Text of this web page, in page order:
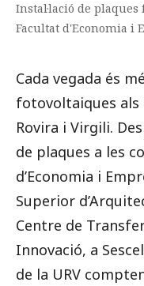
Instal·lació de
Facultat d'Economia i
Cada vegada és
fotovoltaiques als
Rovira i Virgili.
de plaques a les
d’Economia i
Superior
Centre de
Innovació, a
de la URV